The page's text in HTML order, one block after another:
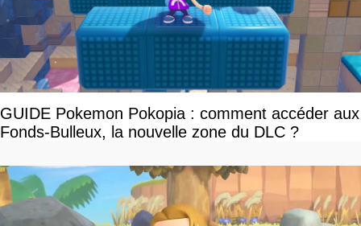
GUIDE Pokemon Pokopia : comment accéder aux
Fonds-Bulleux, la nouvelle zone du DLC ?